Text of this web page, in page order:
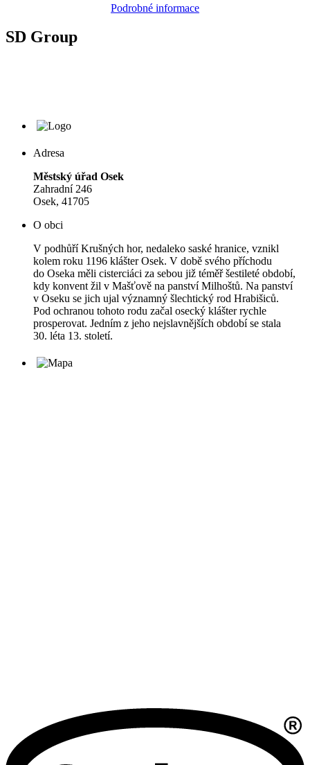
Podrobné informace
SD Group
Adresa
Městský úřad Osek
Zahradní 246
Osek, 41705
O obci
V podhůří Krušných hor, nedaleko saské hranice, vznikl
kolem roku 1196 klášter Osek. V době svého příchodu
do Oseka měli cisterciáci za sebou již téměř šestileté období,
kdy konvent žil v Mašťově na panství Milhoštů. Na panství
v Oseku se jich ujal významný šlechtický rod Hrabišiců.
Pod ochranou tohoto rodu začal osecký klášter rychle
prosperovat. Jedním z jeho nejslavnějších období se stala
30. léta 13. století.